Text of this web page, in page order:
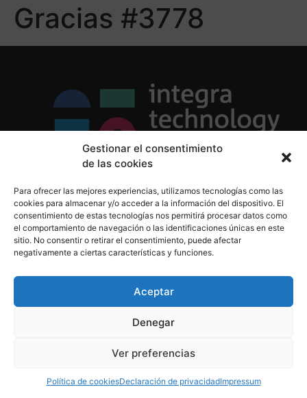
Gestionar el consentimiento
de las cookies
Para ofrecer las mejores experiencias, utilizamos tecnologías como las
cookies para almacenar y/o acceder a la información del dispositivo. El
consentimiento de estas tecnologías nos permitirá procesar datos como
el comportamiento de navegación o las identificaciones únicas en este
sitio. No consentir o retirar el consentimiento, puede afectar
negativamente a ciertas características y funciones.
Aceptar
Denegar
Ver preferencias
Política de cookiesDeclaración de privacidadImpressum
Gracias #3778
Política de Cookies
Aviso Legal
910 607 564
derechos reservados